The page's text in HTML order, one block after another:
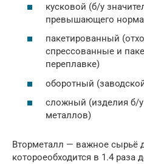
кусковой (б/у
превышающего
пакетированный
спрессованные и
переплавке)
оборотный
сложный (изделия б/
металлов)
Вторметалл — важное сырьё
котороеобходится в 1.4 раза